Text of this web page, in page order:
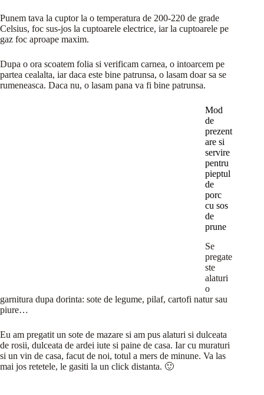
Punem tava la cuptor la o temperatura de 200-220 de grade
Celsius, foc sus-jos la cuptoarele electrice, iar la cuptoarele pe
gaz foc aproape maxim.
Dupa o ora scoatem folia si verificam carnea, o intoarcem pe
partea cealalta, iar daca este bine patrunsa, o lasam doar sa se
rumeneasca. Daca nu, o lasam pana va fi bine patrunsa.
Mod
de
prezent
are si
servire
pentru
pieptul
de
porc
cu sos
de
prune
Se
pregate
ste
alaturi
o
garnitura dupa dorinta: sote de legume, pilaf, cartofi natur sau
piure…
Eu am pregatit un sote de mazare si am pus alaturi si dulceata
de rosii, dulceata de ardei iute si paine de casa. Iar cu muraturi
si un vin de casa, facut de noi, totul a mers de minune. Va las
mai jos retetele, le gasiti la un click distanta. 🙂